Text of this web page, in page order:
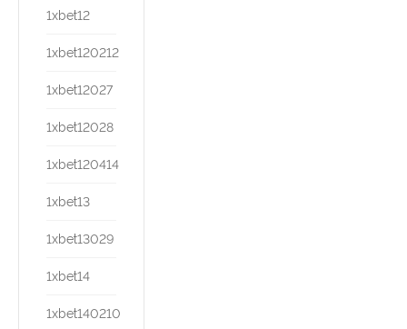
1xbet12
1xbet120212
1xbet12027
1xbet12028
1xbet120414
1xbet13
1xbet13029
1xbet14
1xbet140210